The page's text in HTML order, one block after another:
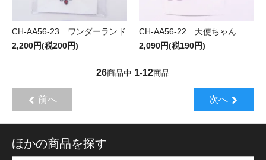
CH-AA56-23 ワンダーランド
2,200円(税200円)
CH-AA56-22 天使ちゃん
2,090円(税190円)
26商品中 1-12商品
前へ 次へ
ほかの商品を探す